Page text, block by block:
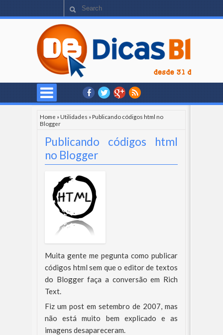
Home »Utilidades »Publicando códigos html no
Blogger
Publicando códigos html
no Blogger
Muita gente me pegunta como publicar
códigos html sem que o editor de textos
do Blogger faça a conversão em Rich
Text.
Fiz um post em setembro de 2007, mas
não está muito bem explicado e as
imagens desapareceram.